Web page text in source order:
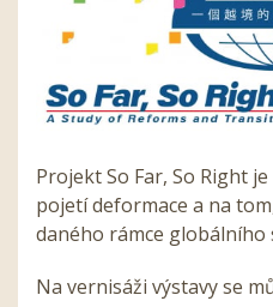
Projekt So Far, So Right
pojetí deformace a na
daného rámce
Na vernisáži výstavy se